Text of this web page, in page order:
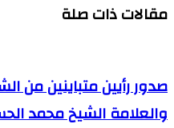
مقالات ذات صلة
صدور رأيين متباينين من
والعلامة الشيخ محمد